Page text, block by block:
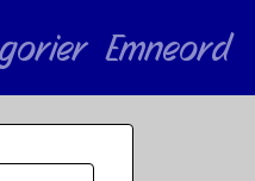
Emneord